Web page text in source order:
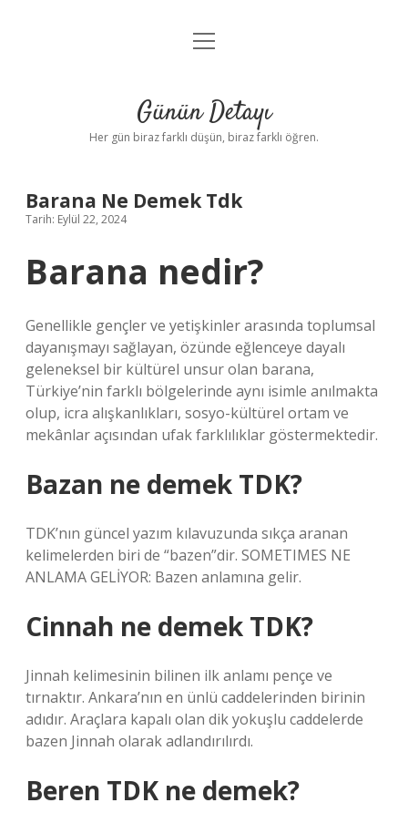
Anasayfa
Yasal Uyarı
menüyü
Günün Detayı
Her gün biraz farklı düşün, biraz farklı öğren.
Barana Ne Demek Tdk
Tarih: Eylül 22, 2024
Barana nedir?
Genellikle gençler ve yetişkinler arasında toplumsal
dayanışmayı sağlayan, özünde eğlenceye dayalı
geleneksel bir kültürel unsur olan barana,
Türkiye’nin farklı bölgelerinde aynı isimle anılmakta
olup, icra alışkanlıkları, sosyo-kültürel ortam ve
mekânlar açısından ufak farklılıklar göstermektedir.
Bazan ne demek TDK?
TDK’nın güncel yazım kılavuzunda sıkça aranan
kelimelerden biri de “bazen”dir. SOMETIMES NE
ANLAMA GELİYOR: Bazen anlamına gelir.
Cinnah ne demek TDK?
Jinnah kelimesinin bilinen ilk anlamı pençe ve
tırnaktır. Ankara’nın en ünlü caddelerinden birinin
adıdır. Araçlara kapalı olan dik yokuşlu caddelerde
bazen Jinnah olarak adlandırılırdı.
Beren TDK ne demek?